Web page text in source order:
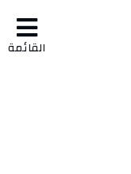
القائمة